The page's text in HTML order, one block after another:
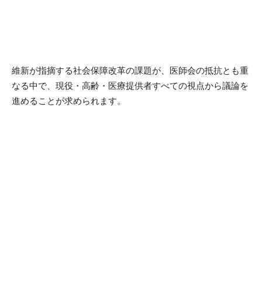
維新が指摘する社会保障改革の課題が、医師会の抵抗とも重
なる中で、現役・高齢・医療提供者すべての視点から議論を
進めることが求められます。